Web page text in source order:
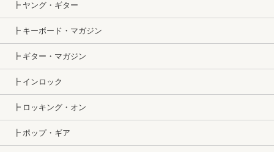
┣ ヤング・ギター
┣ キーボード・マガジン
┣ ギター・マガジン
┣ インロック
┣ ロッキング・オン
┣ ポップ・ギア